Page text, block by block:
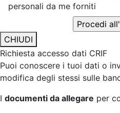
personali da me forniti
CHIUDI
Richiesta accesso dati CRIF
Puoi conoscere i tuoi dati o
modifica degli stessi sulle
I documenti da allegare per